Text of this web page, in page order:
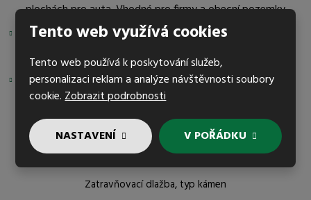
plochách pro auta. Vhodné pro firmy a obecní pozemky.
U rodinných a bytových domů pro zpevnění příjezdové
cesty do garáží a parkoviště.
Spolehlivé zpevnění svahů a břehů koryt vodotečí.
Zatravňovací dlažba, typ kámen
Tento web využívá cookies
Tento web používá k poskytování služeb,
personalizaci reklam a analýze návštěvnosti soubory
cookie.Zobrazit podrobnosti
NASTAVENÍ V POŘÁDKU